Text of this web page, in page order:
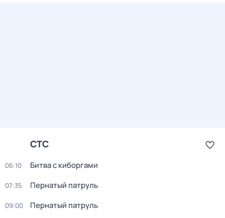
СТС
06:10 Битва с киборгами
07:35 Пернатый патруль
09:00 Пернатый патруль